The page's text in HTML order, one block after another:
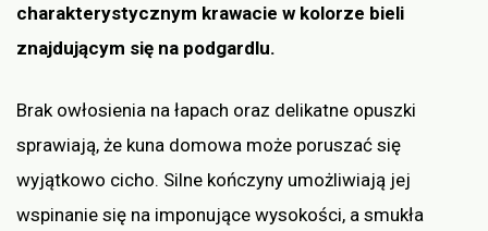
charakterystycznym krawacie w kolorze bieli
znajdującym się na podgardlu.
Brak owłosienia na łapach oraz delikatne opuszki
sprawiają, że kuna domowa może poruszać się
wyjątkowo cicho. Silne kończyny umożliwiają jej
wspinanie się na imponujące wysokości, a smukła